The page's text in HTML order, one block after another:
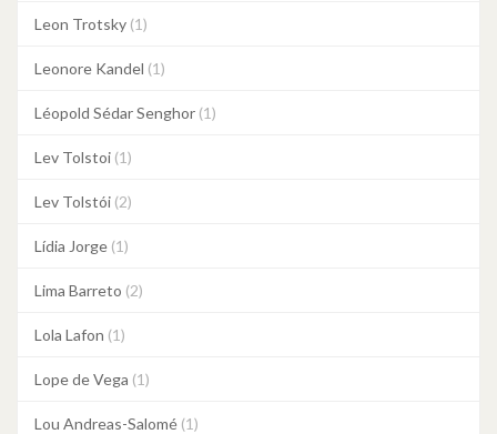
Leon Trotsky (1)
Leonore Kandel (1)
Léopold Sédar Senghor (1)
Lev Tolstoi (1)
Lev Tolstói (2)
Lídia Jorge (1)
Lima Barreto (2)
Lola Lafon (1)
Lope de Vega (1)
Lou Andreas-Salomé (1)